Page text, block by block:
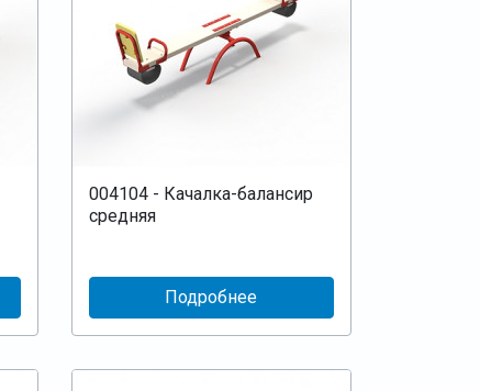
004104 - Качалка-балансир
средняя
Подробнее